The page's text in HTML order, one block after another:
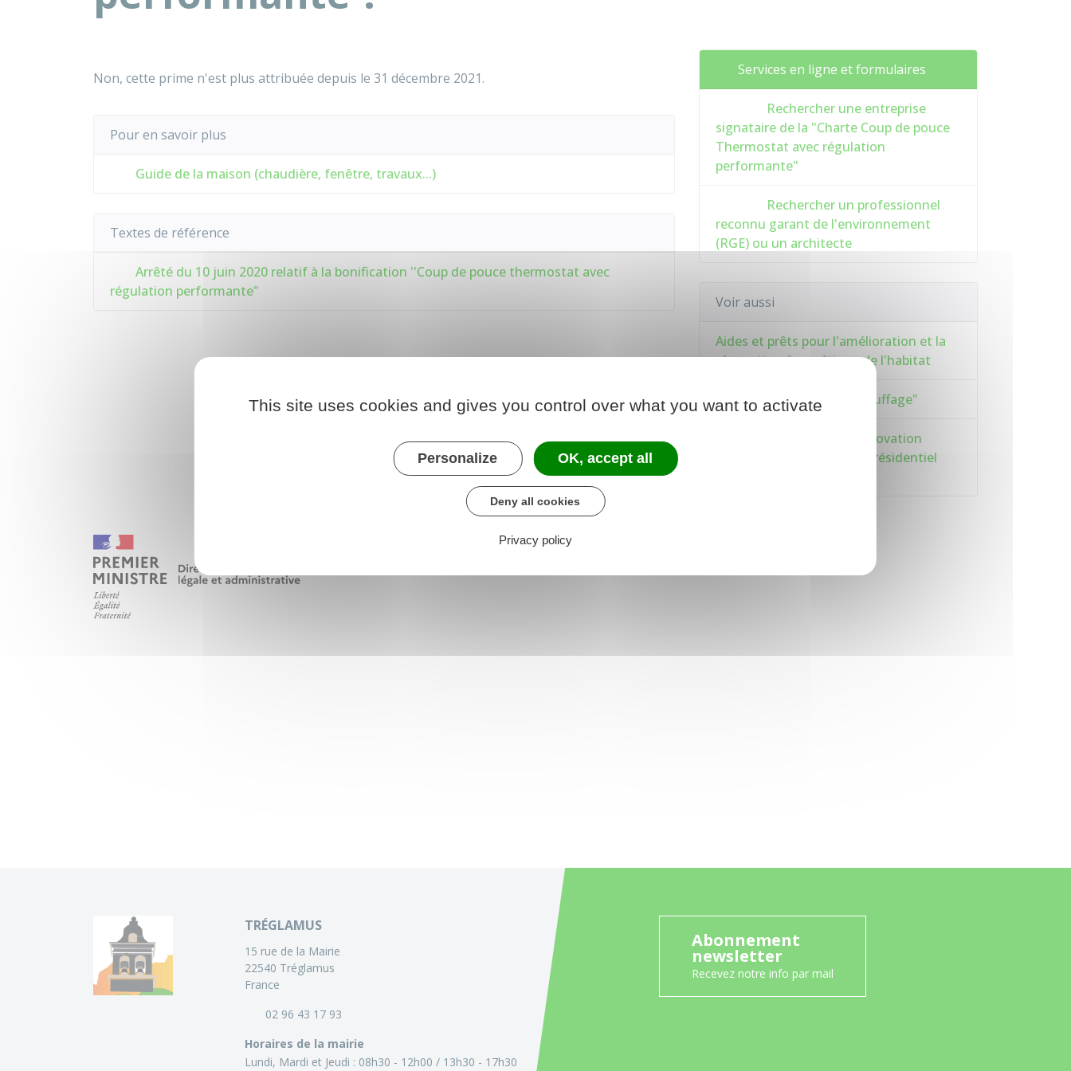
Non, cette prime n'est plus attribuée depuis le 31 décembre 2021.
Pour en savoir plus
Guide de la maison (chaudière, fenêtre, travaux...)
Textes de référence
Arrêté du 10 juin 2020 relatif à la bonification ''Coup de pouce thermostat avec
régulation performante"
Services en ligne et formulaires
Rechercher une entreprise
signataire de la "Charte Coup de pouce
Thermostat avec régulation
performante"
Rechercher un professionnel
reconnu garant de l'environnement
(RGE) ou un architecte
Voir aussi
Aides et prêts pour l'amélioration et la
rénovation énergétique de l'habitat
Prime "Coup de pouce chauffage"
Prime "Coup de pouce Rénovation
performante de bâtiment résidentiel
TRÉGLAMUS
15 rue de la Mairie
22540 Tréglamus
France
02 96 43 17 93
Horaires de la mairie
Lundi, Mardi et Jeudi : 08h30 - 12h00 13h30 - 17h30
Abonnement
newsletter
Recevez notre info par mail
This site uses cookies and gives you control over what you want to activate
Personalize OK, accept all
Deny all cookies
Privacy policy